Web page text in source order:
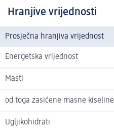
Hranjive vrijednosti
Prosječna hranjiva vrijednost
Energetska vrijednost
Masti
od toga zasićene masne kiseline
Ugljikohidrati